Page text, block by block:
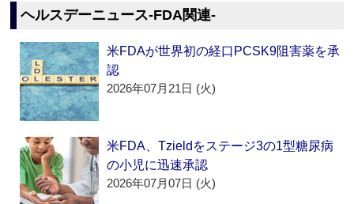
ヘルスデーニュース‐FDA関連‐
米FDAが世界初の経口PCSK9阻害薬を承
認
2026年07月21日 (火)
米FDA、Tzieldをステージ3の1型糖尿病
の小児に迅速承認
2026年07月07日 (火)